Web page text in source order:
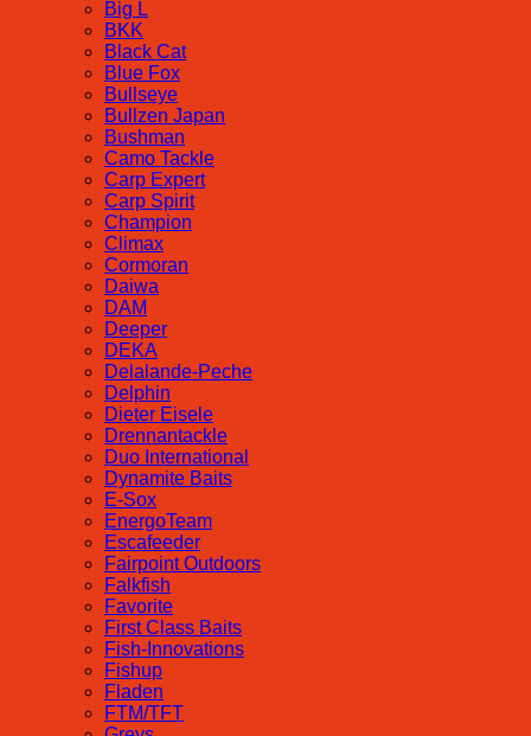
Big L
BKK
Black Cat
Blue Fox
Bullseye
Bullzen Japan
Bushman
Camo Tackle
Carp Expert
Carp Spirit
Champion
Climax
Cormoran
Daiwa
DAM
Deeper
DEKA
Delalande-Peche
Delphin
Dieter Eisele
Drennantackle
Duo International
Dynamite Baits
E-Sox
EnergoTeam
Escafeeder
Fairpoint Outdoors
Falkfish
Favorite
First Class Baits
Fish-Innovations
Fishup
Fladen
FTM/TFT